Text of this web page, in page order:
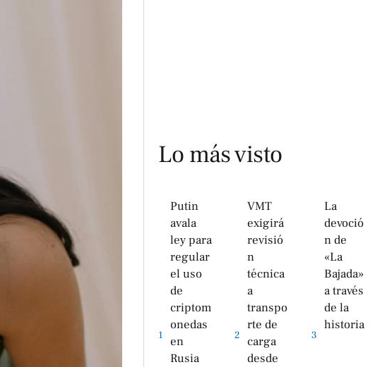
Lo más visto
1
Putin
avala
ley para
regular
el uso
de
criptom
onedas
en
Rusia
2
VMT
exigirá
revisió
n
técnica
a
transpo
rte de
carga
desde
3
La
devoció
n de
«La
Bajada»
a través
de la
historia